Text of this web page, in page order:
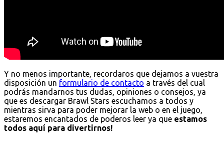
Y no menos importante, recordaros que dejamos a vuestra
disposición un formulario de contacto a través del cual
podrás mandarnos tus dudas, opiniones o consejos, ya
que es descargar Brawl Stars escuchamos a todos y
mientras sirva para poder mejorar la web o en el juego,
estaremos encantados de poderos leer ya que estamos
todos aquí para divertirnos!